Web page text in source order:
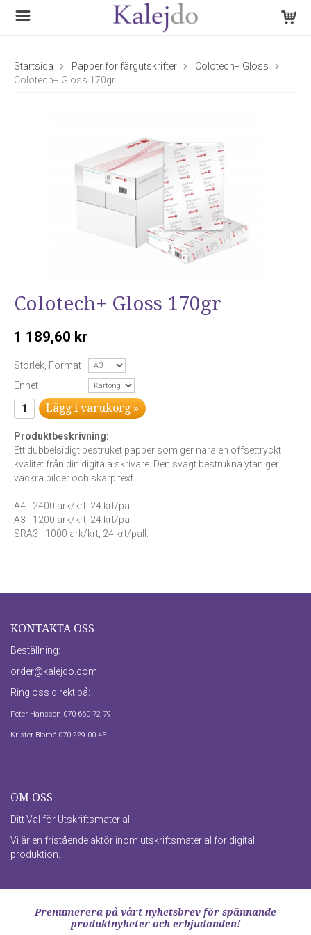
Startsida Papper för färgutskrifter
Colotech+ Gloss
Colotech+ Gloss 170gr
Colotech+ Gloss 170gr
1 189,60 kr
Storlek, Format
Enhet
Lägg i varukorg »
Produktbeskrivning:
Ett dubbelsidigt bestruket papper som ger nära en offsettryckt
kvalitet från din digitala skrivare. Den svagt bestrukna ytan ger
vackra bilder och skarp text.
A4 - 2400 ark/krt, 24 krt/pall.
A3 - 1200 ark/krt, 24 krt/pall.
SRA3 - 1000 ark/krt, 24 krt/pall.
KONTAKTA OSS
Beställning:
order@kalejdo.com
Ring oss direkt på:
Peter Hansson 070-660 72 79
Krister Blomé 070-229 00 45
OM OSS
Ditt Val för Utskriftsmaterial!
Vi är en fristående aktör inom utskriftsmaterial för digital
produktion.
Prenumerera på vårt nyhetsbrev för spännande
produktnyheter och erbjudanden!